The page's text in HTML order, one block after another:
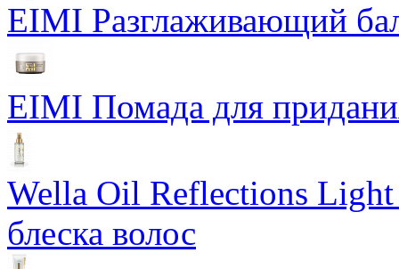
EIMI Разглаживающий
EIMI Помада для
Wella Oil Reflections
блеска волос